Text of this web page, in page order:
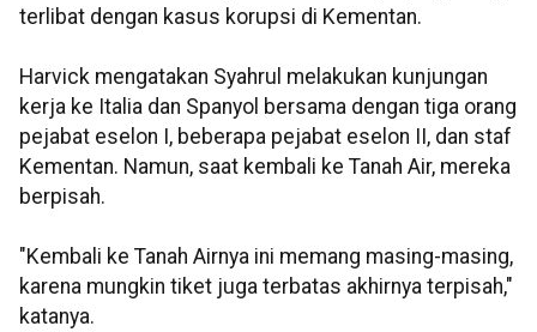
terlibat dengan kasus korupsi di Kementan.
Harvick mengatakan Syahrul melakukan kunjungan
kerja ke Italia dan Spanyol bersama dengan tiga orang
pejabat eselon I, beberapa pejabat eselon II, dan staf
Kementan. Namun, saat kembali ke Tanah Air, mereka
berpisah.
"Kembali ke Tanah Airnya ini memang masing-masing,
karena mungkin tiket juga terbatas akhirnya terpisah,"
katanya.